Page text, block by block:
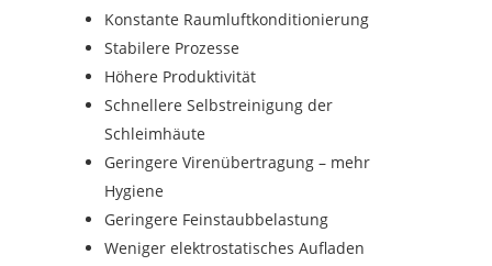
Konstante Raumluftkonditionierung
Stabilere Prozesse
Höhere Produktivität
Schnellere Selbstreinigung der
Schleimhäute
Geringere Virenübertragung – mehr
Hygiene
Geringere Feinstaubbelastung
Weniger elektrostatisches Aufladen